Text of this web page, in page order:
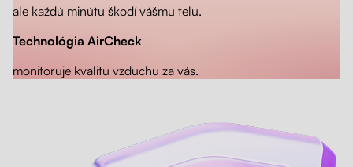
ale každú minútu škodí vášmu telu.
Technológia AirCheck
monitoruje kvalitu vzduchu za vás.